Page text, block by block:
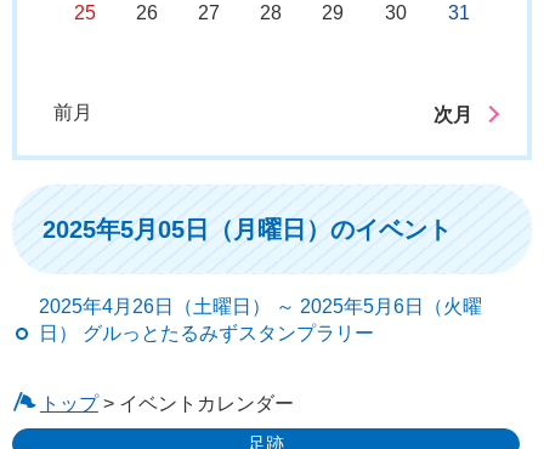
25 26 27 28 29 30 31
前月 次月
2025年5月05日（月曜日）のイベント
2025年4月26日（土曜日） ～ 2025年5月6日（火曜
日） グルっとたるみずスタンプラリー
トップ> イベントカレンダー
足跡